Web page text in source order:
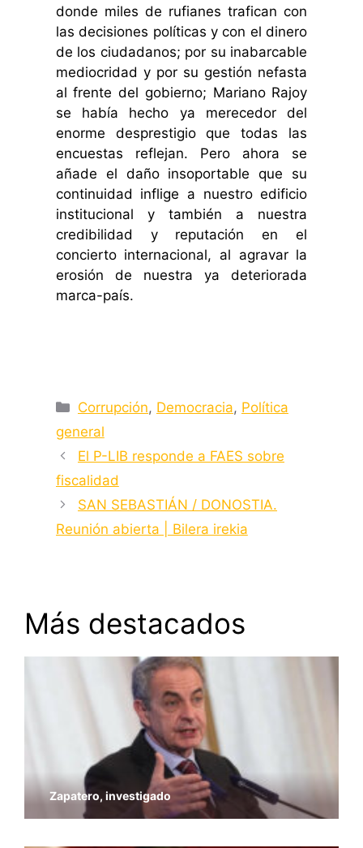
donde miles de rufianes trafican con
las decisiones políticas y con el dinero
de los ciudadanos; por su inabarcable
mediocridad y por su gestión nefasta
al frente del gobierno; Mariano Rajoy
se había hecho ya merecedor del
enorme desprestigio que todas las
encuestas reflejan. Pero ahora se
añade el daño insoportable que su
continuidad inflige a nuestro edificio
institucional y también a nuestra
credibilidad y reputación en el
concierto internacional, al agravar la
erosión de nuestra ya deteriorada
marca-país.
Categorías
Corrupción, Democracia, Política
general
El P-LIB responde a FAES sobre
fiscalidad
SAN SEBASTIÁN / DONOSTIA.
Reunión abierta | Bilera irekia
Más destacados
Zapatero, investigado